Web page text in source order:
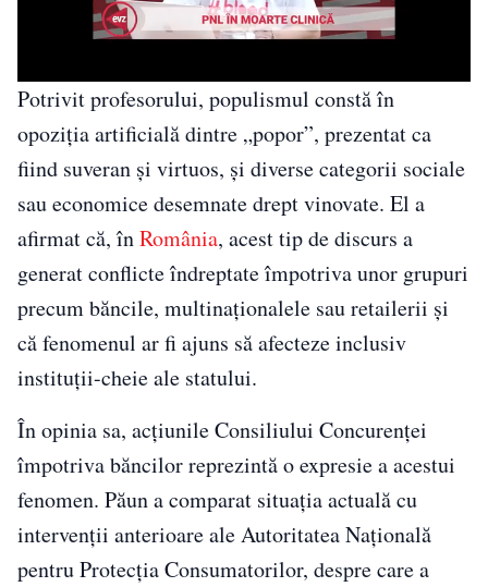
Potrivit profesorului, populismul constă în
opoziţia artificială dintre „popor”, prezentat ca
fiind suveran şi virtuos, şi diverse categorii sociale
sau economice desemnate drept vinovate. El a
afirmat că, înRomânia, acest tip de discurs a
generat conflicte îndreptate împotriva unor grupuri
precum băncile, multinaţionalele sau retailerii şi
că fenomenul ar fi ajuns să afecteze inclusiv
instituţii-cheie ale statului.
În opinia sa, acţiunile Consiliului Concurenţei
împotriva băncilor reprezintă o expresie a acestui
fenomen. Păun a comparat situaţia actuală cu
intervenţii anterioare ale Autoritatea Naţională
pentru Protecţia Consumatorilor, despre care a